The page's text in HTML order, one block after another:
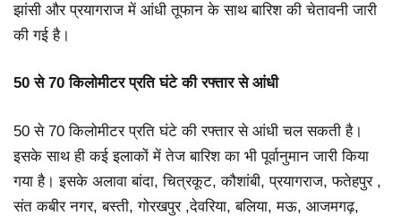
झांसी और प्रयागराज में आंधी तूफान के साथ बारिश की चेतावनी जारी
की गई है।
50 से 70 किलोमीटर प्रति घंटे की रफ्तार से आंधी
50 से 70 किलोमीटर प्रति घंटे की रफ्तार से आंधी चल सकती है।
इसके साथ ही कई इलाकों में तेज बारिश का भी पूर्वानुमान जारी किया
गया है। इसके अलावा बांदा, चित्रकूट, कौशांबी, प्रयागराज, फतेहपुर ,
संत कबीर नगर, बस्ती, गोरखपुर ,देवरिया, बलिया, मऊ, आजमगढ़,